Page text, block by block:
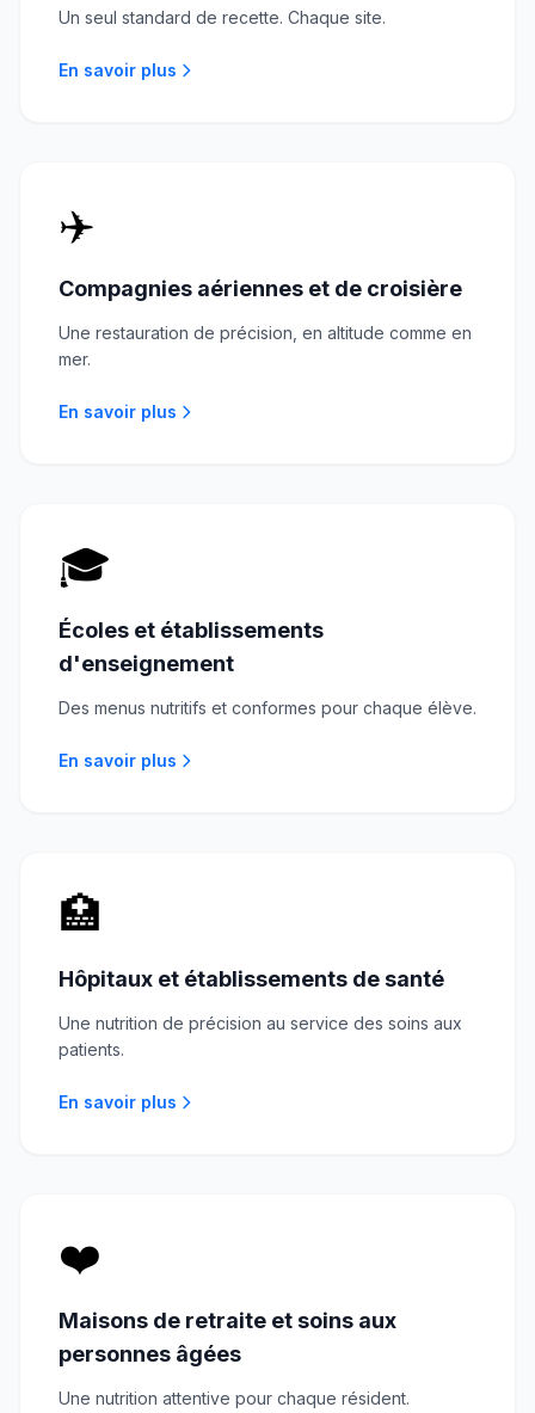
Un seul standard de recette. Chaque site.
En savoir plus
✈️
Compagnies aériennes et de croisière
Une restauration de précision, en altitude comme en
mer.
En savoir plus
🎓
Écoles et établissements
d'enseignement
Des menus nutritifs et conformes pour chaque élève.
En savoir plus
🏥
Hôpitaux et établissements de santé
Une nutrition de précision au service des soins aux
patients.
En savoir plus
❤️
Maisons de retraite et soins aux
personnes âgées
Une nutrition attentive pour chaque résident.